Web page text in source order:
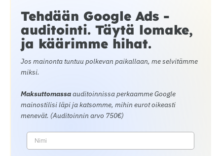
Tehdään Google Ads -
auditointi. Täytä lomake,
ja käärimme hihat.
Jos mainonta tuntuu polkevan paikallaan, me selvitämme
miksi.
Maksuttomassaauditoinnissa perkaamme Google
mainostilisi läpi ja katsomme, mihin eurot oikeasti
menevät. (Auditoinnin arvo 750€)